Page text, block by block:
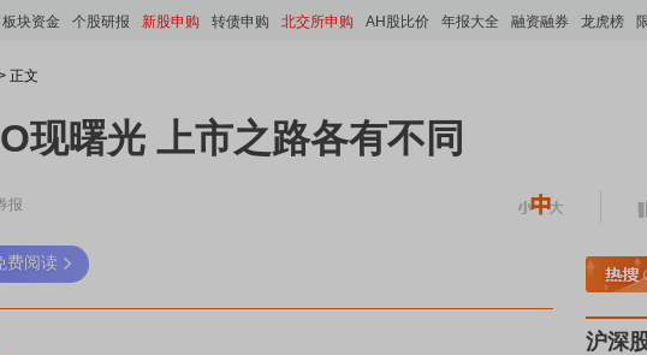
板块资金 个股研报 新股申购 转债申购 北交所申购 AH股比价 年报大全 融资融券 龙虎榜
正文
现曙光 上市之路各有不同
报
费阅读
稀土板块领涨 A股估值分析全览 重要
沪深